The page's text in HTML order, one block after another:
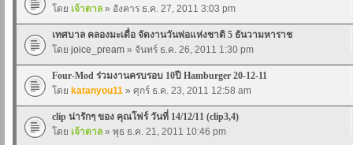
โดย เจ้าตาล » อังคาร ธ.ค. 27, 2011 3:03 pm
เทศบาล คลองมะเดื่อ จัดงานวันพ่อแห่งชาติ 5 ธันวามหาราช
โดย joice_pream » จันทร์ ธ.ค. 26, 2011 1:30 pm
Four-Mod ร่วมงานครบรอบ 10ปี Hamburger 20-12-11
โดย katanyou11 » ศุกร์ ธ.ค. 23, 2011 12:58 am
clip น่ารักๆ ของ คุณโฟร์ วันที่ 14/12/11 (clip3,4)
โดย เจ้าตาล » พุธ ธ.ค. 21, 2011 10:46 pm